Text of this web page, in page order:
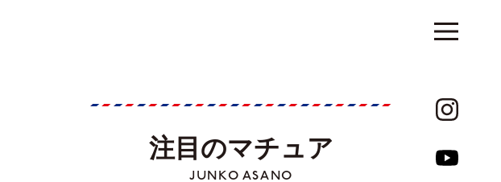
注目のマチュア
JUNKO ASANO